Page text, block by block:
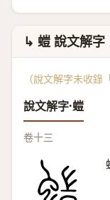
↳ 螘 說文解字
（說文解字未收
說文解字·螘
卷十三